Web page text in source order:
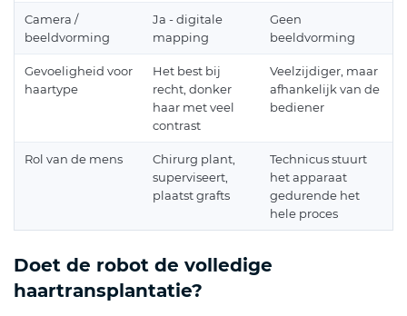
Camera /
beeldvorming
Ja - digitale
mapping
Geen
beeldvorming
Gevoeligheid voor
haartype
Het best bij
recht, donker
haar met veel
contrast
Veelzijdiger, maar
afhankelijk van de
bediener
Rol van de mens
Chirurg plant,
superviseert,
plaatst grafts
Technicus stuurt
het apparaat
gedurende het
hele proces
Doet de robot de volledige
haartransplantatie?